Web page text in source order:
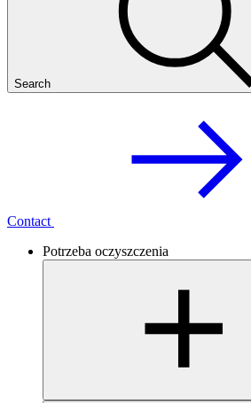
Search
Contact
Potrzeba oczyszczenia